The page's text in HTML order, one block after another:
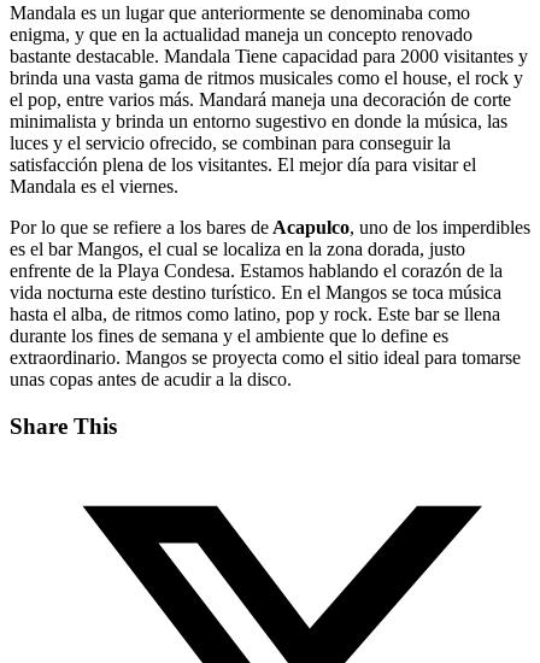
Mandala es un lugar que anteriormente se denominaba como
enigma, y que en la actualidad maneja un concepto renovado
bastante destacable. Mandala Tiene capacidad para 2000 visitantes y
brinda una vasta gama de ritmos musicales como el house, el rock y
el pop, entre varios más. Mandará maneja una decoración de corte
minimalista y brinda un entorno sugestivo en donde la música, las
luces y el servicio ofrecido, se combinan para conseguir la
satisfacción plena de los visitantes. El mejor día para visitar el
Mandala es el viernes.
Por lo que se refiere a los bares de Acapulco, uno de los imperdibles
es el bar Mangos, el cual se localiza en la zona dorada, justo
enfrente de la Playa Condesa. Estamos hablando el corazón de la
vida nocturna este destino turístico. En el Mangos se toca música
hasta el alba, de ritmos como latino, pop y rock. Este bar se llena
durante los fines de semana y el ambiente que lo define es
extraordinario. Mangos se proyecta como el sitio ideal para tomarse
unas copas antes de acudir a la disco.
Share This